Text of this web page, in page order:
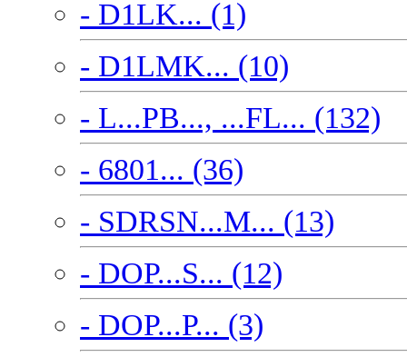
- D1LK... (1)
- D1LMK... (10)
- L...PB..., ...FL... (132)
- 6801... (36)
- SDRSN...M... (13)
- DOP...S... (12)
- DOP...P... (3)